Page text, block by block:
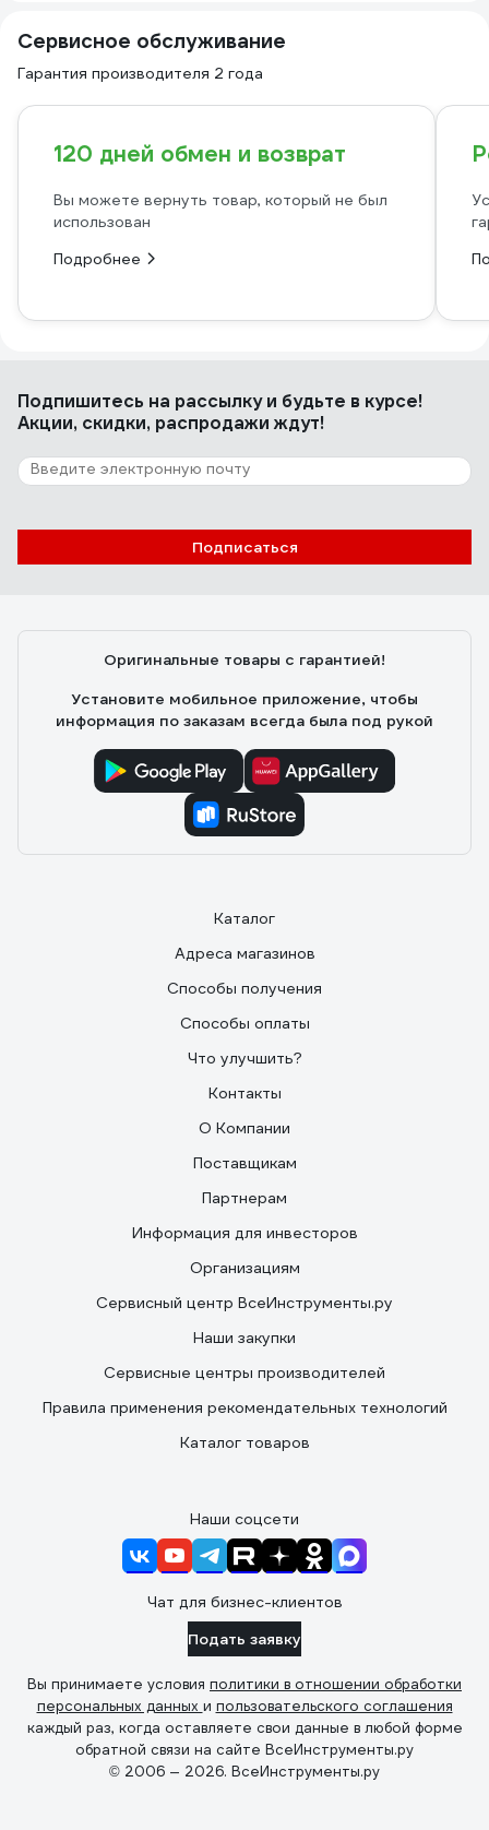
Сервисное обслуживание
Гарантия производителя 2 года
120 дней обмен и возврат
Вы можете вернуть товар, который не был
использован
Подробнее
Подпишитесь на рассылкуи будьте в курсе!
Акции, скидки, распродажи ждут!
Подписаться
Оригинальные товары с гарантией!
Установите мобильное приложение, чтобы
информация по заказам всегда была под рукой
Каталог
Адреса магазинов
Способы получения
Способы оплаты
Что улучшить?
Контакты
О Компании
Поставщикам
Партнерам
Информация для инвесторов
Организациям
Сервисный центр ВсеИнструменты.ру
Наши закупки
Сервисные центры производителей
Правила применения рекомендательных технологий
Каталог товаров
Наши соцсети
Чат для бизнес-клиентов
Подать заявку
Вы принимаете условия политики в отношении обработки
персональных данных и пользовательского соглашения
каждый раз, когда оставляете свои данные в любой форме
обратной связи на сайте ВсеИнструменты.ру
© 2006 — 2026. ВсеИнструменты.ру